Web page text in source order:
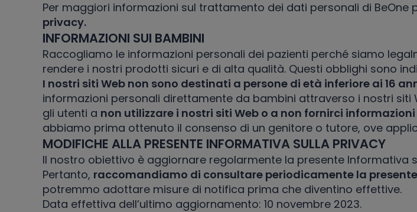
Per maggiori informazioni sul trattamento dei dati personali di
privacy.
INFORMAZIONI SUI BAMBINI
Raccogliamo le informazioni personali dei pazienti perché siamo
rendere i nostri prodotti sicuri e di alta qualità. Questi obblighi sono
I nostri siti Web non sono destinati a persone di età inferiore ai 16
informazioni personali direttamente da bambini attraverso i nostri
gli utenti a non utilizzare i nostri siti Web o a non fornirci
abbiamo prima ottenuto il consenso di un genitore o tutore, ove
MODIFICHE ALLA PRESENTE INFORMATIVA SULLA PRIVACY
Il nostro obiettivo è aggiornare regolarmente la presente
Pertanto, raccomandiamo di consultare periodicamente la
potremmo adottare misure di notifica prima che diventino effettive.
Data effettiva dell’ultimo aggiornamento: 10 novembre 2023.